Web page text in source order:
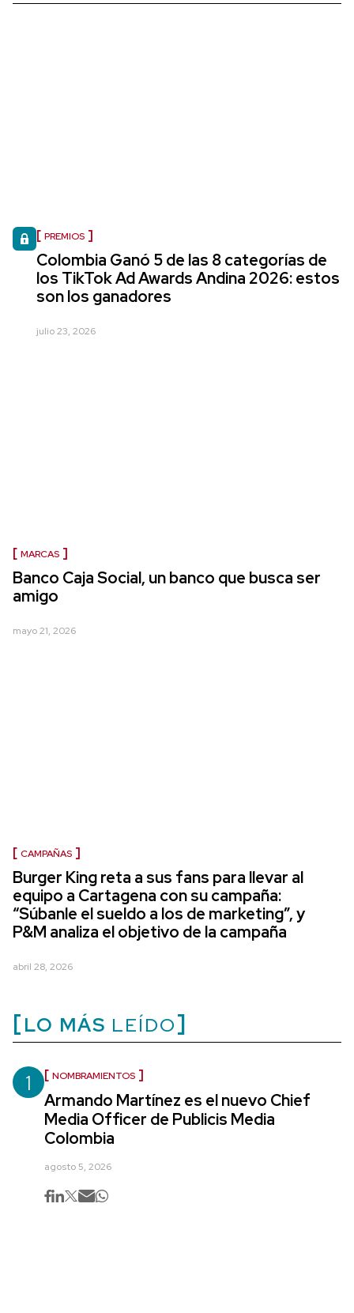
PREMIOS
Colombia Ganó 5 de las 8 categorías de
los TikTok Ad Awards Andina 2026: estos
son los ganadores
julio 23, 2026
MARCAS
Banco Caja Social, un banco que busca ser
amigo
mayo 21, 2026
CAMPAÑAS
Burger King reta a sus fans para llevar al
equipo a Cartagena con su campaña:
“Súbanle el sueldo a los de marketing”, y
P&M analiza el objetivo de la campaña
abril 28, 2026
LO MÁS LEÍDO
1 NOMBRAMIENTOS
Armando Martínez es el nuevo Chief
Media Officer de Publicis Media
Colombia
agosto 5, 2026